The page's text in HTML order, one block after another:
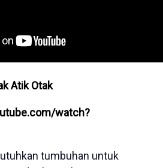
Atik Otak
watch?
tumbuhan untuk